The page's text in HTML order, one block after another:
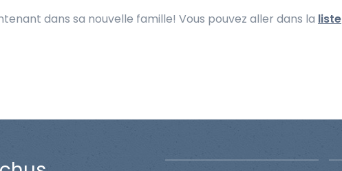
dans sa nouvelle famille! Vous pouvez aller dans la liste